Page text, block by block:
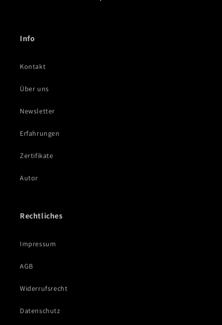
Info
Kontakt
Über uns
Newsletter
Erfahrungen
Zertifikate
Autor
Rechtliches
Impressum
AGB
Widerrufsrecht
Datenschutz